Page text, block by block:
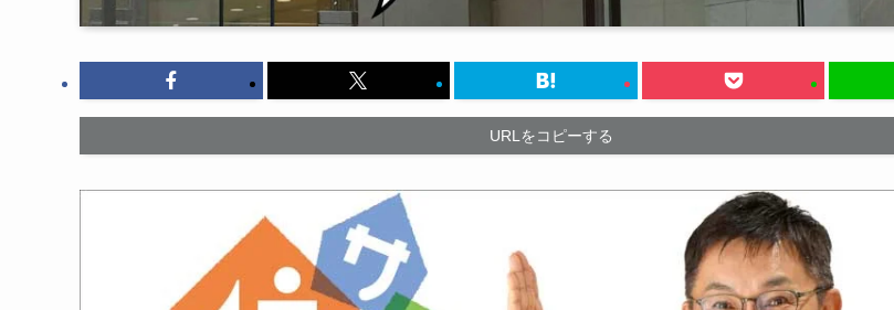
URLをコピーする